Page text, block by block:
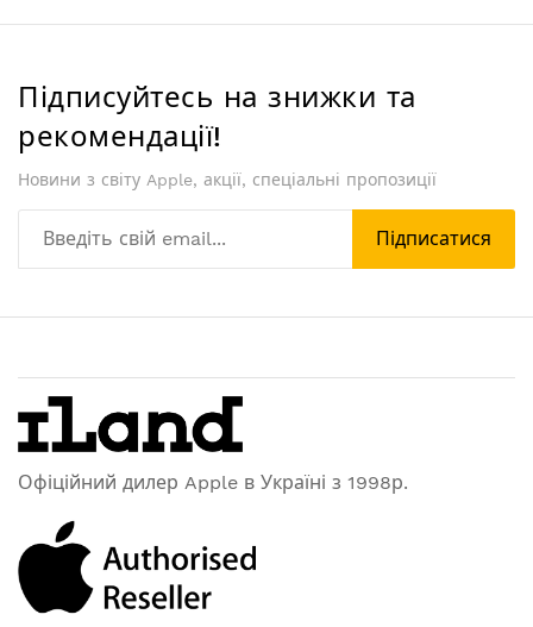
Підписуйтесь на знижки та
рекомендації!
Новини з світу Apple, акції, спеціальні пропозиції
Підписатися
Офіційний дилер Apple в Україні з 1998р.